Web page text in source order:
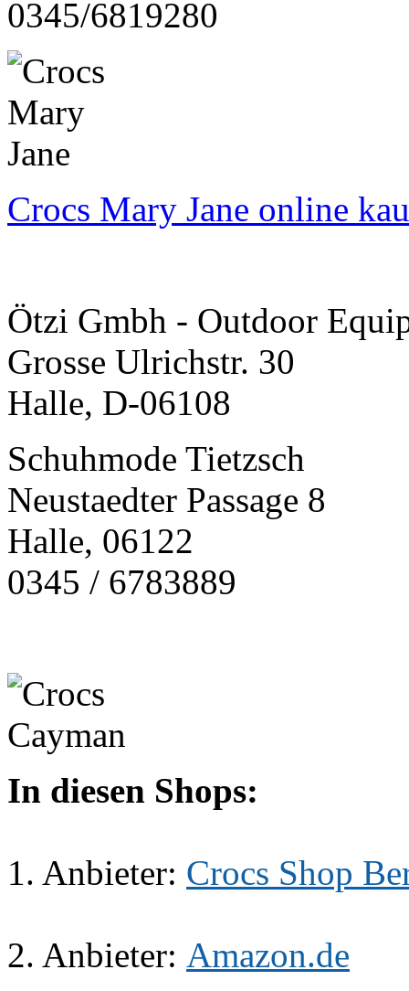
0345/6819280
Crocs Mary Jane online
Ötzi Gmbh - Outdoor
Grosse Ulrichstr. 30
Halle, D-06108
Schuhmode Tietzsch
Neustaedter Passage 8
Halle, 06122
0345 / 6783889
In diesen Shops:
1. Anbieter: Crocs Shop
2. Anbieter: Amazon.de